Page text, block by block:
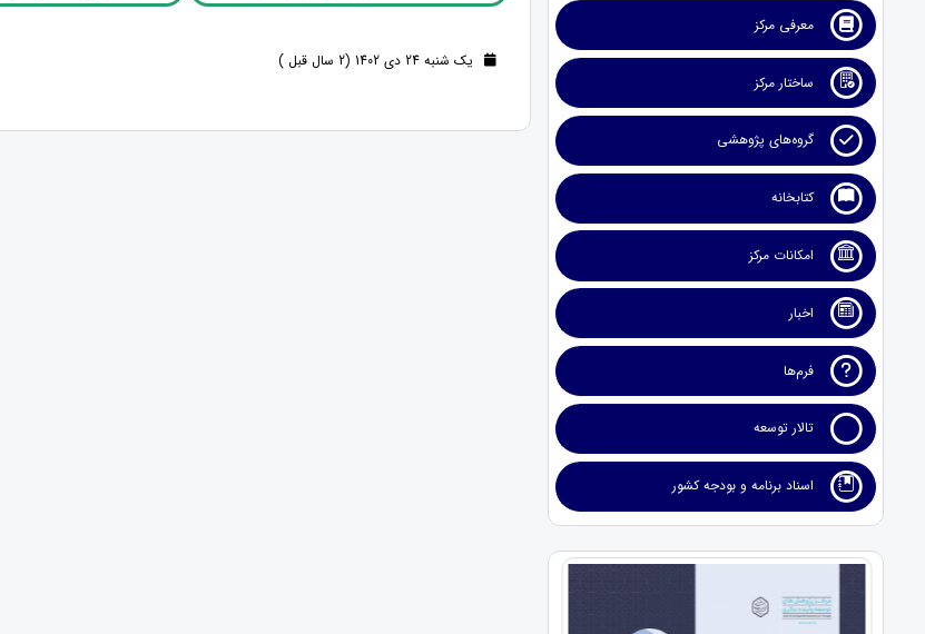
معرفی مرکز
ساختار مرکز
گروه‌های پژوهشی
کتابخانه
امکانات مرکز
اخبار
فرم‌ها
تالار توسعه
اسناد برنامه و بودجه کشور
یک شنبه 24 دی 1402 (2 سال قبل )